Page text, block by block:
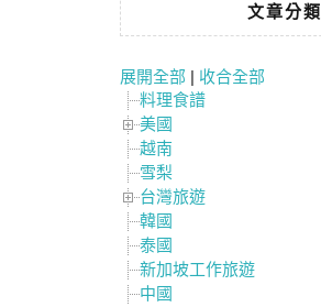
文章分類
展開全部 | 收合全部
料理食譜
美國
越南
雪梨
台灣旅遊
韓國
泰國
新加坡工作旅遊
中國